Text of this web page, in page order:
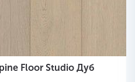
Floor Studio Дуб